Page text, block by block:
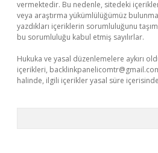
vermektedir. Bu nedenle, sitedeki
veya araştırma yükümlülüğümüz
yazdıkları içeriklerin sorumluluğunu
bu sorumluluğu kabul etmiş sayılırlar.
Hukuka ve yasal düzenlemelere aykırı
içerikleri,
halinde, ilgili içerikler yasal süre